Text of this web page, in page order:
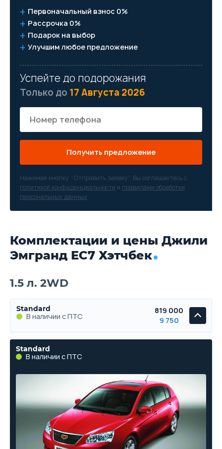
Первоначальный взнос 0%
Рассрочка 0%
Подарок на выбор
Улучшим любое предложение
Успейте до подорожания
Только до 17 Августа 2026
Получить предложение
Нажимая кнопку “Отправить заявку”, Вы соглашаетесь с
политикой конфиденциальности и правилами обработки
персональных данных
Комплектации и цены Джили
Эмгранд ЕС7 Хэтчбек
1.5 л. 2WD
Standard
В наличии с ПТС
819 000
9 750
Standard
В наличии с ПТС